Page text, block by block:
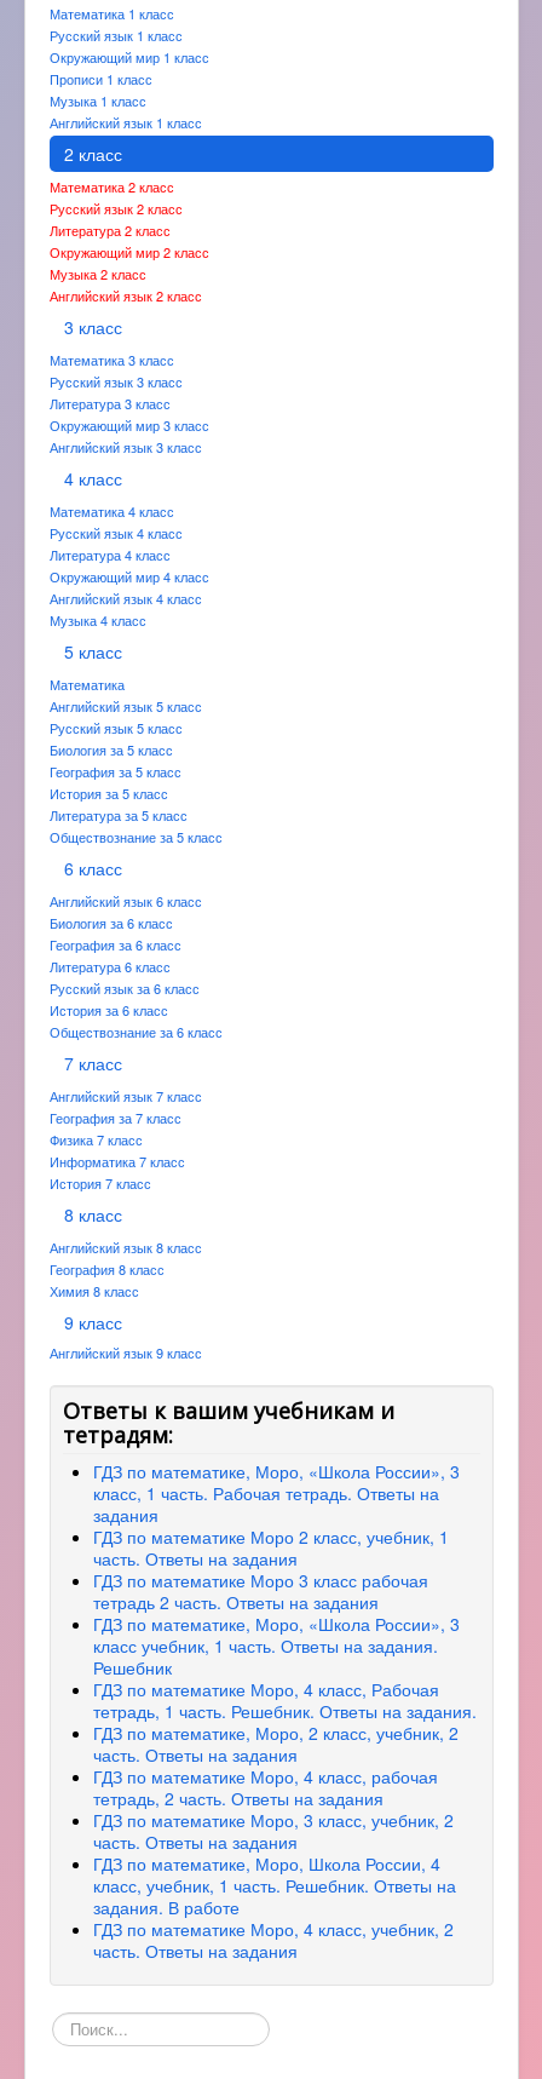
Математика 1 класс
Русский язык 1 класс
Окружающий мир 1 класс
Прописи 1 класс
Музыка 1 класс
Английский язык 1 класс
2 класс
Математика 2 класс
Русский язык 2 класс
Литература 2 класс
Окружающий мир 2 класс
Музыка 2 класс
Английский язык 2 класс
3 класс
Математика 3 класс
Русский язык 3 класс
Литература 3 класс
Окружающий мир 3 класс
Английский язык 3 класс
4 класс
Математика 4 класс
Русский язык 4 класс
Литература 4 класс
Окружающий мир 4 класс
Английский язык 4 класс
Музыка 4 класс
5 класс
Математика
Английский язык 5 класс
Русский язык 5 класс
Биология за 5 класс
География за 5 класс
История за 5 класс
Литература за 5 класс
Обществознание за 5 класс
6 класс
Английский язык 6 класс
Биология за 6 класс
География за 6 класс
Литература 6 класс
Русский язык за 6 класс
История за 6 класс
Обществознание за 6 класс
7 класс
Английский язык 7 класс
География за 7 класс
Физика 7 класс
Информатика 7 класс
История 7 класс
8 класс
Английский язык 8 класс
География 8 класс
Химия 8 класс
9 класс
Английский язык 9 класс
Ответы к вашим учебникам и
тетрадям:
ГДЗ по математике, Моро, «Школа России», 3
класс, 1 часть. Рабочая тетрадь. Ответы на
задания
ГДЗ по математике Моро 2 класс, учебник, 1
часть. Ответы на задания
ГДЗ по математике Моро 3 класс рабочая
тетрадь 2 часть. Ответы на задания
ГДЗ по математике, Моро, «Школа России», 3
класс учебник, 1 часть. Ответы на задания.
Решебник
ГДЗ по математике Моро, 4 класс, Рабочая
тетрадь, 1 часть. Решебник. Ответы на задания.
ГДЗ по математике, Моро, 2 класс, учебник, 2
часть. Ответы на задания
ГДЗ по математике Моро, 4 класс, рабочая
тетрадь, 2 часть. Ответы на задания
ГДЗ по математике Моро, 3 класс, учебник, 2
часть. Ответы на задания
ГДЗ по математике, Моро, Школа России, 4
класс, учебник, 1 часть. Решебник. Ответы на
задания. В работе
ГДЗ по математике Моро, 4 класс, учебник, 2
часть. Ответы на задания
Поиск
по